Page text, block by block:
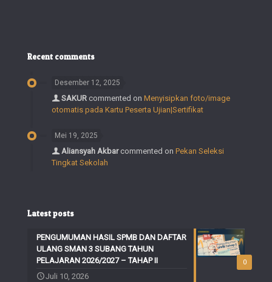
Recent comments
Desember 12, 2025
SAKUR commented on Menyisipkan foto/image
otomatis pada Kartu Peserta Ujian|Sertifikat
Mei 19, 2025
Aliansyah Akbarcommented on Pekan Seleksi
Tingkat Sekolah
Latest posts
0
PENGUMUMAN HASIL SPMB DAN DAFTAR
ULANG SMAN 3 SUBANG TAHUN
PELAJARAN 2026/2027 – TAHAP II
Juli 10, 2026